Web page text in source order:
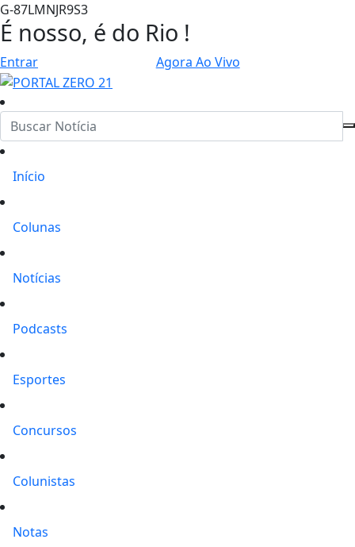
G-87LMNJR9S3
É nosso, é do Rio !
Entrar Agora Ao Vivo
Início
Colunas
Notícias
Podcasts
Esportes
Concursos
Colunistas
Notas